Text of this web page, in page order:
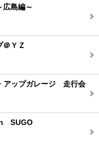
広島編～
＠ＹＺ
アップガレージ 走行会
SUGO